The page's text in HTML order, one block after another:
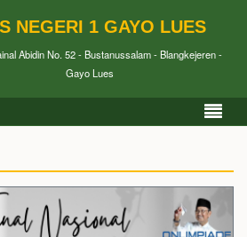
NEGERI 1 GAYO LUES
Abidin No. 52 - Bustanussalam - Blangkejeren -
Gayo Lues